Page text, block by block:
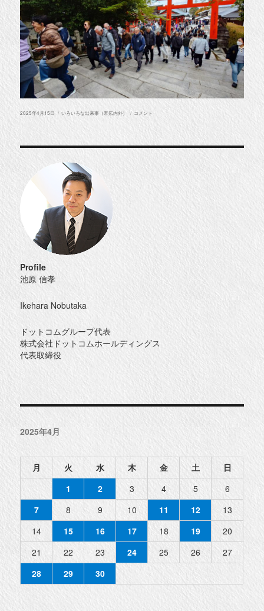
投
2025年4月15日
カ
いろいろな出来事（帯広内外）
春
コメント
Profile
池原 信孝
Ikehara Nobutaka
ドットコムグループ代表
株式会社ドットコムホールディングス
代表取締役
2025年4月
月 火 水 木 金 土
日
1
2 3 4 5
6
7
8 9 10 11 12
13
14
15 16 17 18 19
20
21
22 23 24 25 26
27
28
29 30